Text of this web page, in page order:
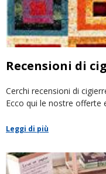
Recensioni di
Cerchi recensioni di
Ecco qui le nostre offerte
Leggi di più